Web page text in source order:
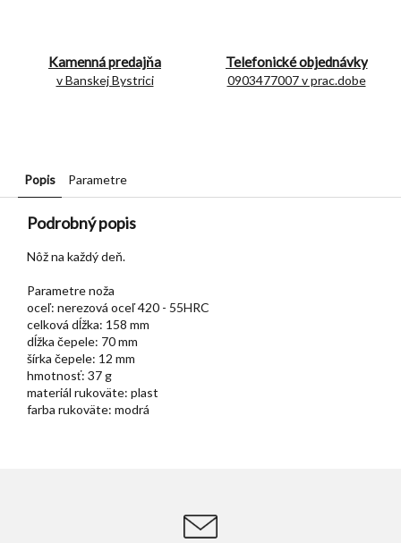
Kamenná predajňa
v Banskej Bystrici
Telefonické objednávky
0903477007 v prac.dobe
Popis Parametre
Podrobný popis
Nôž na každý deň.
Parametre noža
oceľ: nerezová oceľ 420 - 55HRC
celková dĺžka: 158 mm
dĺžka čepele: 70 mm
šírka čepele: 12 mm
hmotnosť: 37 g
materiál rukoväte: plast
farba rukoväte: modrá